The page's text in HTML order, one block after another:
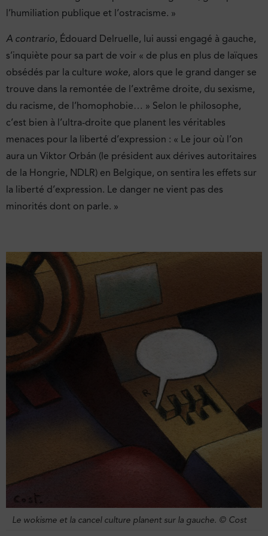
l’humiliation publique et l’ostracisme. »
A contrario, Édouard Delruelle, lui aussi engagé à gauche,
s’inquiète pour sa part de voir « de plus en plus de laïques
obsédés par la culture woke, alors que le grand danger se
trouve dans la remontée de l’extrême droite, du sexisme,
du racisme, de l’homophobie… » Selon le philosophe,
c’est bien à l’ultra-droite que planent les véritables
menaces pour la liberté d’expression : « Le jour où l’on
aura un Viktor Orbán (le président aux dérives autoritaires
de la Hongrie, NDLR) en Belgique, on sentira les effets sur
la liberté d’expression. Le danger ne vient pas des
minorités dont on parle. »
Le wokisme et la cancel culture planent sur la gauche. © Cost